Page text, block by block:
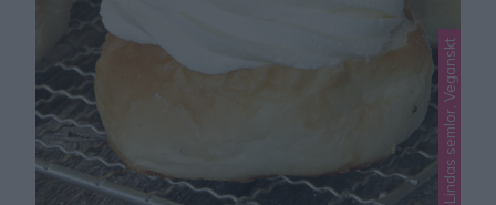
Lindas semlor, Veganskt